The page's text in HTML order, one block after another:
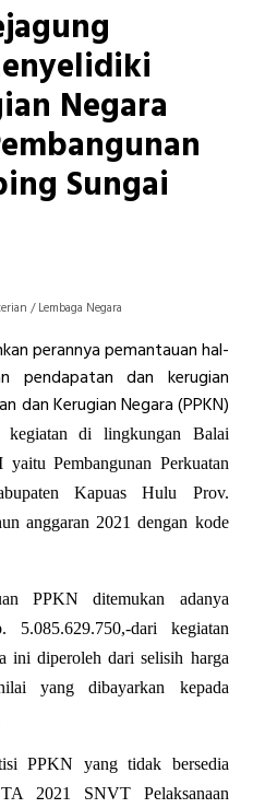
Negara
Sungai
/ Lembaga Negara
perannya pemantauan hal-
pendapatan dan kerugian
dan Kerugian Negara (PPKN)
kegiatan di lingkungan Balai
I yaituPembangunan Perkuatan
Kapuas Hulu Prov.
anggaran 2021 dengan kode
PPKN ditemukan adanya
dari kegiatan
ini diperoleh dari selisih harga
yang dibayarkan kepada
PPKN yang tidak bersedia
2021 SNVT Pelaksanaan